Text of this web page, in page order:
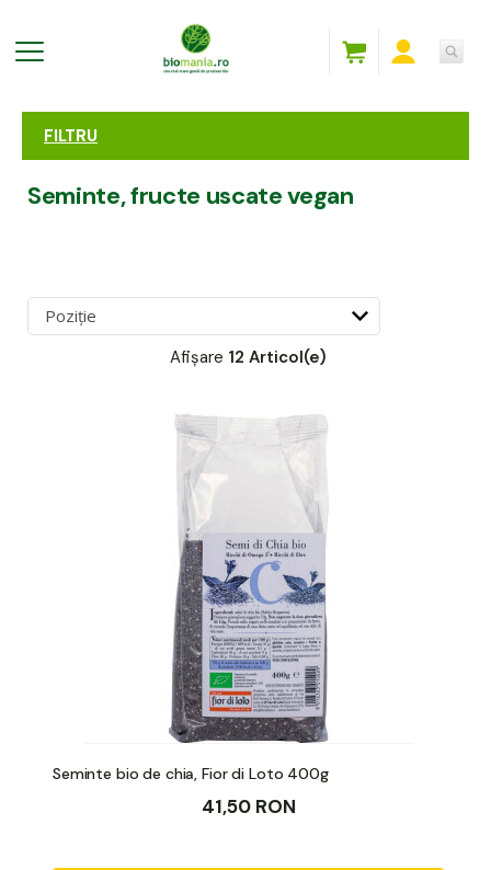
FILTRU
Seminte, fructe uscate vegan
Afișare 12 Articol(e)
Seminte bio de chia, Fior di Loto 400g
41,50 RON